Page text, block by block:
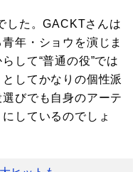
した。GACKTさんは
年・ショウを演じま
して“普通の役”では
してかなりの個性派
びでも自身のアーテ
しているのでしょ